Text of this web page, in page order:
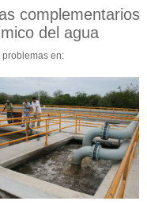
complementarios
del agua
en: